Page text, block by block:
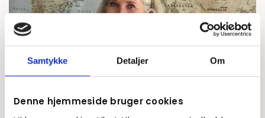
Samtykke Detaljer Om
Denne hjemmeside bruger cookies